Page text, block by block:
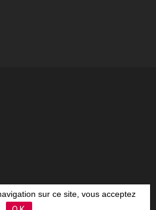
sur ce site, vous acceptez